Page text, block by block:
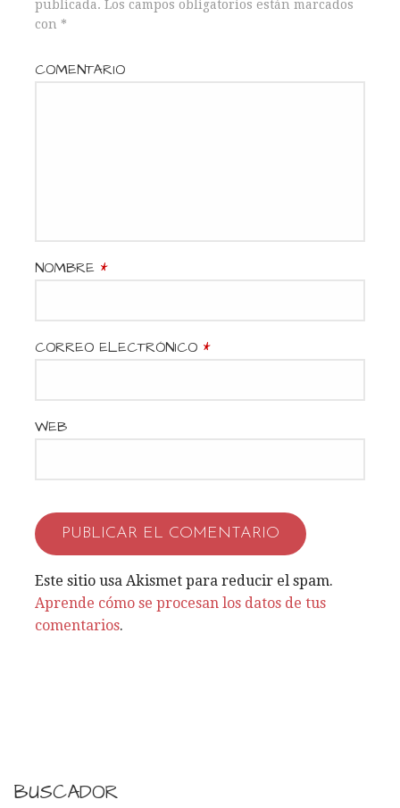
publicada. Los campos obligatorios están marcados
con *
COMENTARIO
NOMBRE *
CORREO ELECTRÓNICO *
WEB
Este sitio usa Akismet para reducir el spam.
Aprende cómo se procesan los datos de tus
comentarios.
BUSCADOR